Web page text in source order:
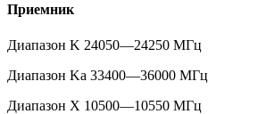
Приемник
Диапазон K 24050—24250 МГц
Диапазон Ka 33400—36000 МГц
Диапазон X 10500—10550 МГц